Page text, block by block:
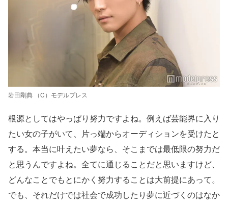
岩田剛典 （C）モデルプレス
根源としてはやっぱり努力ですよね。例えば芸能界に入り
たい女の子がいて、片っ端からオーディションを受けたと
する。本当に叶えたい夢なら、そこまでは最低限の努力だ
と思うんですよね。全てに通じることだと思いますけど、
どんなことでもとにかく努力することは大前提にあって。
でも、それだけでは社会で成功したり夢に近づくのはなか